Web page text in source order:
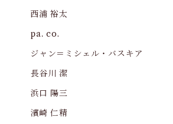
西浦 裕太
pa. co.
ジャン＝ミシェル・バスキア
長谷川 潔
浜口 陽三
濱崎 仁精